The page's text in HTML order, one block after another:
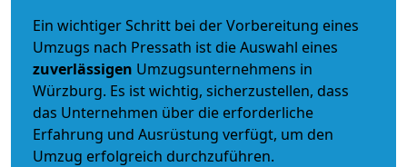
Ein wichtiger Schritt bei der Vorbereitung eines
Umzugs nach Pressath ist die Auswahl eines
zuverlässigen Umzugsunternehmens in
Würzburg. Es ist wichtig, sicherzustellen, dass
das Unternehmen über die erforderliche
Erfahrung und Ausrüstung verfügt, um den
Umzug erfolgreich durchzuführen.